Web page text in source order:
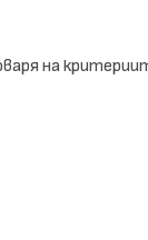
на